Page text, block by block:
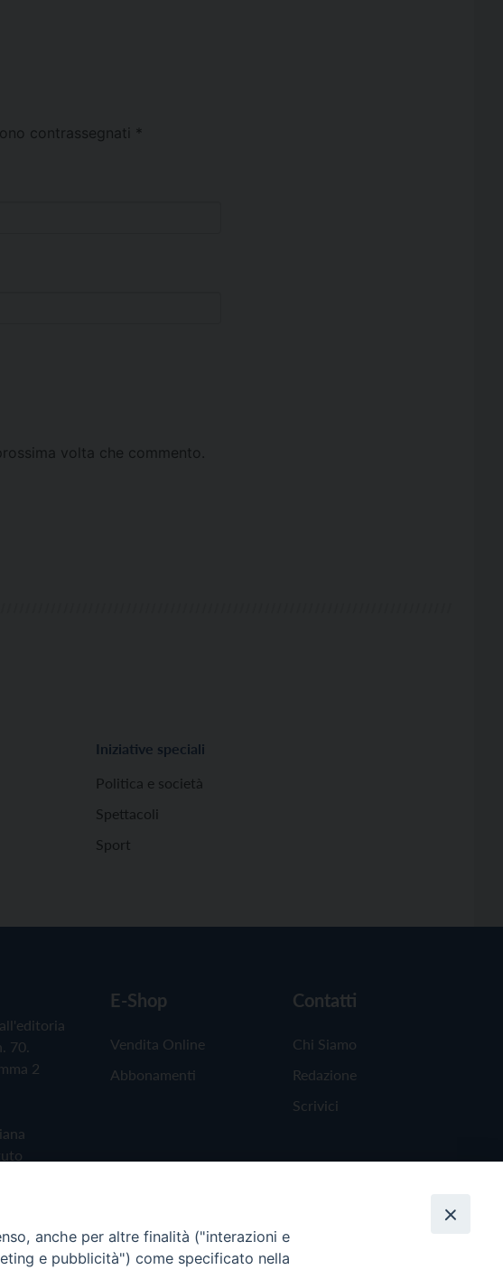
contrassegnati *
volta che commento.
Iniziative speciali
Politica e società
Spettacoli
Sport
70.
2
E-Shop
Vendita Online
Abbonamenti
Contatti
Chi Siamo
Redazione
Scrivici
anche per altre finalità ("interazioni e
e pubblicità") come specificato nella